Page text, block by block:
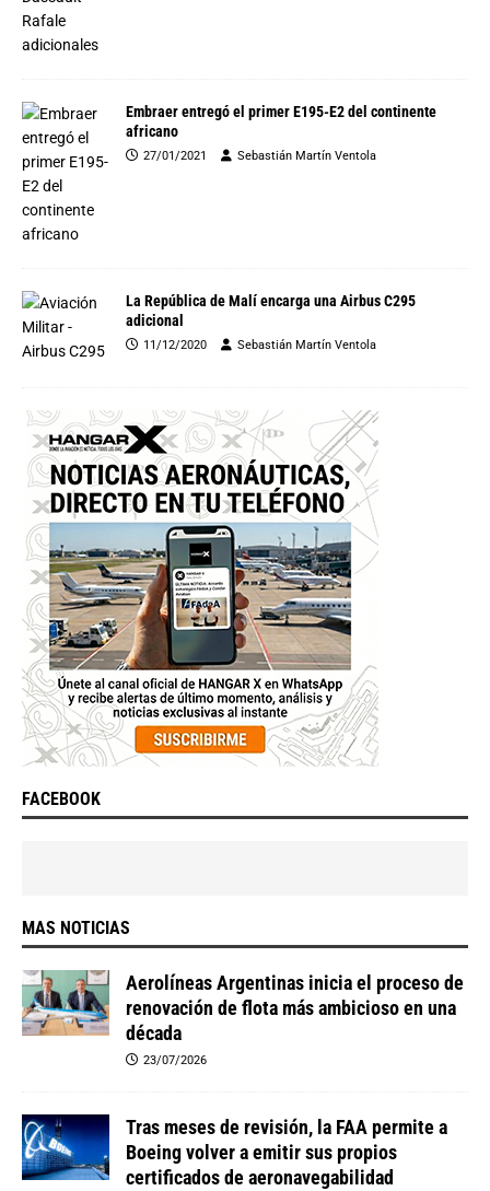
Embraer entregó el primer E195-E2 del continente
africano
27/01/2021 Sebastián Martín Ventola
La República de Malí encarga una Airbus C295
adicional
11/12/2020 Sebastián Martín Ventola
FACEBOOK
MAS NOTICIAS
Aerolíneas Argentinas inicia el proceso de
renovación de flota más ambicioso en una
década
23/07/2026
Tras meses de revisión, la FAA permite a
Boeing volver a emitir sus propios
certificados de aeronavegabilidad